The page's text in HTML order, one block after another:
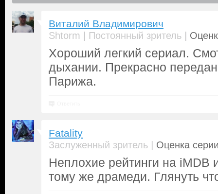
Виталий Владимирович
Shtorm | Постоянный зритель |
Хороший легкий сериал.
дыхании. Прекрасно
Парижа.
Fatality
Заслуженный зритель | Оценка
Неплохие рейтинги на iMDB
тому же драмеди. Глянуть